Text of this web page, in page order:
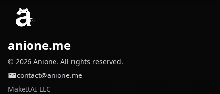
anione.me
© 2026 Anione. All rights reserved.
contact@anione.me
MakeItAI LLC